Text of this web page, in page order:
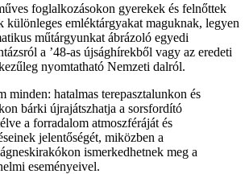
foglalkozásokon gyerekek és felnőttek
különleges emléktárgyakat maguknak, legyen
műtárgyunkat ábrázoló egyedi
a ’48-as újsághírekből vagy az eredeti
nyomtatható Nemzeti dalról.
minden: hatalmas terepasztalunkon és
bárki újrajátszhatja a sorsfordító
a forradalom atmoszféráját és
jelentőségét, miközben a
ismerkedhetnek meg a
eseményeivel.